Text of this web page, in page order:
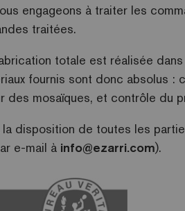
engageons à traiter les
traitées.
totale est réalisée
fournis sont donc absolus
des mosaïques, et contrôle du
la disposition de toutes les
e-mail à info@ezarri.com).